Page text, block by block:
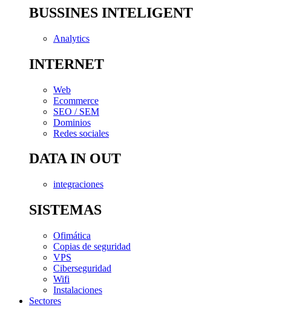
BUSSINES INTELIGENT
Analytics
INTERNET
Web
Ecommerce
SEO / SEM
Dominios
Redes sociales
DATA IN OUT
integraciones
SISTEMAS
Ofimática
Copias de seguridad
VPS
Ciberseguridad
Wifi
Instalaciones
Sectores